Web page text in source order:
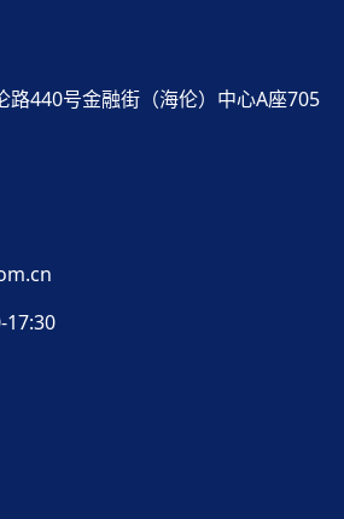
路440号金融街（海伦）中心A座705
17:30